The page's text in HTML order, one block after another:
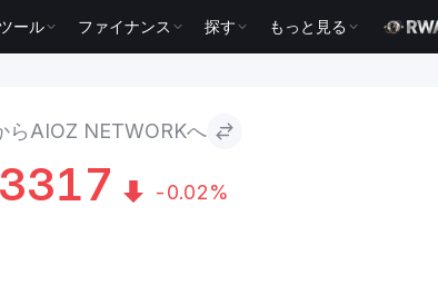
ツール ファイナンス 探す もっと見る
らAIOZ NETWORKへ
-0.02%